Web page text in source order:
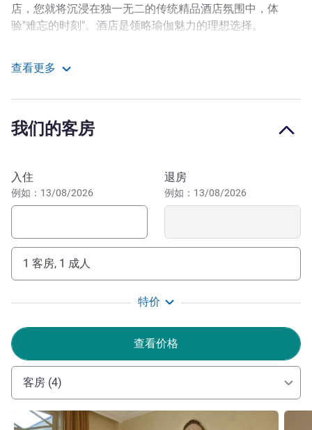
描述
店，您就将沉浸在独一无二的传统精品酒店氛围中，体
验"难忘的时刻"。酒店是领略瑜伽魅力的理想选择。
理想下榻之所。10 分钟即可到达苏丹皇宫，15 分钟可到达
凰酒店步行 10 分钟或骑自行车即可抵达充满活力的马里奥
波罗购物街。自驾游 1 小时可前往婆罗浮屠塔欣赏美丽的
日落，30 分钟可感受巴兰班南神庙的魅力
宇、迷人的蜡染、Jamu 花草饮料、爪哇身体护理以及哇扬
皮影戏。日惹还以其文化遗产优势而著称。
Collection, be immersed in a unique heritage boutique hotel
and experience unforgettable moments. Enjoy Soekarno
Signature a historical stay experience, reminiscent of
Indonesia's first President.
查看更多
我们的客房
预订此酒店
入住
例如：13/08/2026
退房
例如：13/08/2026
1 客房, 1 成人
特价
查看价格
客房 (4)
请参阅详情 请参